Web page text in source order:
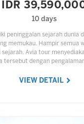
IDR
10 days
peninggalan sejarah dunia
memukau. Hampir semua
sejarah. Avia tour
tersebut dengan
VIEW DETAIL